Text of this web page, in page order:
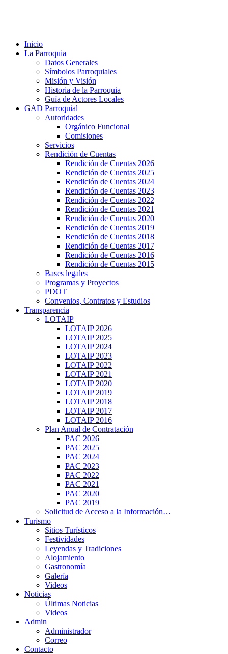
Inicio
La Parroquia
Datos Generales
Símbolos Parroquiales
Misión y Visión
Historia de la Parroquia
Guía de Actores Locales
GAD Parroquial
Autoridades
Orgánico Funcional
Comisiones
Servicios
Rendición de Cuentas
Rendición de Cuentas 2026
Rendición de Cuentas 2025
Rendición de Cuentas 2024
Rendición de Cuentas 2023
Rendición de Cuentas 2022
Rendición de Cuentas 2021
Rendición de Cuentas 2020
Rendición de Cuentas 2019
Rendición de Cuentas 2018
Rendición de Cuentas 2017
Rendición de Cuentas 2016
Rendición de Cuentas 2015
Bases legales
Programas y Proyectos
PDOT
Convenios, Contratos y Estudios
Transparencia
LOTAIP
LOTAIP 2026
LOTAIP 2025
LOTAIP 2024
LOTAIP 2023
LOTAIP 2022
LOTAIP 2021
LOTAIP 2020
LOTAIP 2019
LOTAIP 2018
LOTAIP 2017
LOTAIP 2016
Plan Anual de Contratación
PAC 2026
PAC 2025
PAC 2024
PAC 2023
PAC 2022
PAC 2021
PAC 2020
PAC 2019
Solicitud de Acceso a la Información…
Turismo
Sitios Turísticos
Festividades
Leyendas y Tradiciones
Alojamiento
Gastronomía
Galería
Videos
Noticias
Últimas Noticias
Videos
Admin
Administrador
Correo
Contacto